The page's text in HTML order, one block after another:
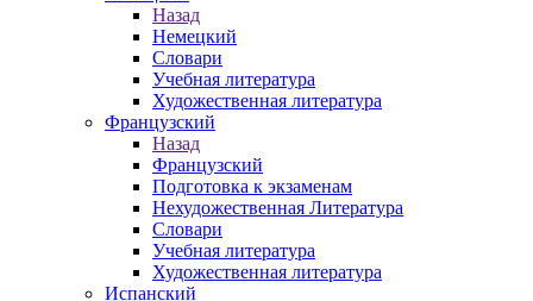
Назад
Немецкий
Словари
Учебная литература
Художественная литература
Французский
Назад
Французский
Подготовка к экзаменам
Нехудожественная Литература
Словари
Учебная литература
Художественная литература
Испанский